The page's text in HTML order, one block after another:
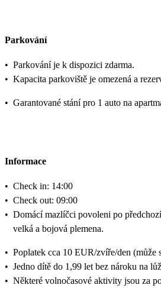
Parkování
• Parkování je k dispozici zdarma.
• Kapacita parkoviště je omezená a
• Garantované stání pro 1 auto na
Informace
• Check in: 14:00
• Check out: 09:00
• Domácí mazlíčci povoleni po
velká a bojová plemena.
• Poplatek cca 10 EUR/zvíře/den (může
• Jedno dítě do 1,99 let bez nároku na
• Některé volnočasové aktivity jsou za